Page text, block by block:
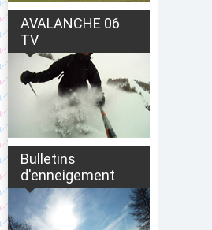
AVALANCHE 06
TV
Bulletins
d'enneigement